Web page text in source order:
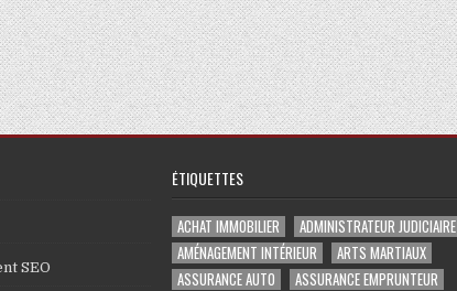
SEO
ÉTIQUETTES
ACHAT IMMOBILIER
ADMINISTRATEUR JUDICIAIRE
AMÉNAGEMENT INTÉRIEUR
ARTS MARTIAUX
ASSURANCE AUTO
ASSURANCE EMPRUNTEUR